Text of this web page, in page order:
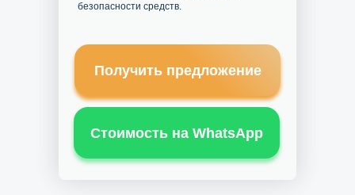
безопасности средств.
Получить предложение
Стоимость на WhatsApp